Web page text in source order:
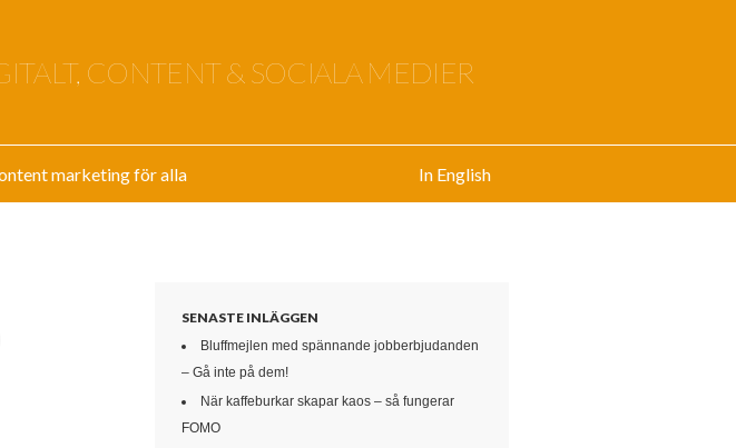
CONTENT & SOCIALA MEDIER
marketing för alla In English
SENASTE INLÄGGEN
Bluffmejlen med spännande jobberbjudanden
– Gå inte på dem!
När kaffeburkar skapar kaos – så fungerar
FOMO